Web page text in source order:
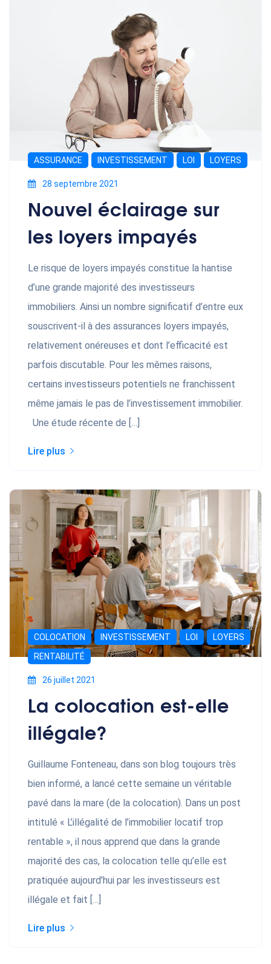
ASSURANCE INVESTISSEMENT LOI LOYERS
28 septembre 2021
Nouvel éclairage sur
les loyers impayés
Le risque de loyers impayés constitue la hantise
d’une grande majorité des investisseurs
immobiliers. Ainsi un nombre significatif d’entre eux
souscrivent-il à des assurances loyers impayés,
relativement onéreuses et dont l’efficacité est
parfois discutable. Pour les mêmes raisons,
certains investisseurs potentiels ne franchissent
même jamais le pas de l’investissement immobilier.
Une étude récente de […]
Lire plus
COLOCATION INVESTISSEMENT LOI
LOYERS
RENTABILITÉ
26 juillet 2021
La colocation est-elle
illégale?
Guillaume Fonteneau, dans son blog toujours très
bien informé, a lancé cette semaine un véritable
pavé dans la mare (de la colocation). Dans un post
intitulé « L’illégalité de l’immobilier locatif trop
rentable », il nous apprend que dans la grande
majorité des cas, la colocation telle qu’elle est
pratiquée aujourd’hui par les investisseurs est
illégale et fait […]
Lire plus